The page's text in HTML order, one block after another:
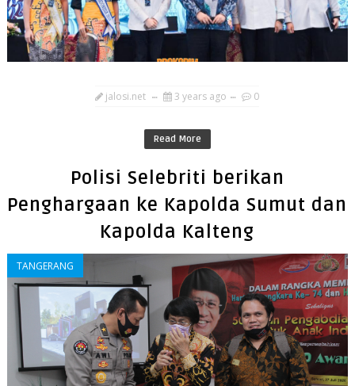
jalosi.net 3 years ago 0
Read More
Polisi Selebriti berikan
Penghargaan ke Kapolda Sumut dan
Kapolda Kalteng
TANGERANG